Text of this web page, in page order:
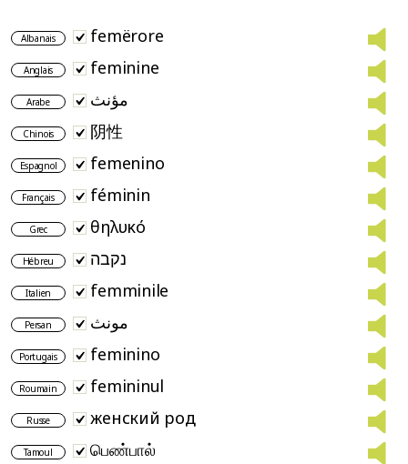
Albanais femërore
Anglais feminine
Arabe مؤنث
Chinois 阴性
Espagnol femenino
Français féminin
Grec θηλυκό
Hébreu נקבה
Italien femminile
Persan مونث
Portugais feminino
Roumain femininul
Russe женский род
Tamoul பெண்பால்